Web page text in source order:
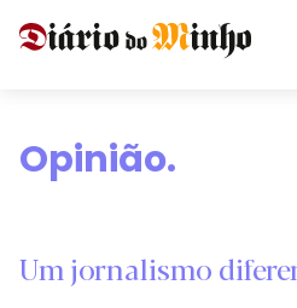
Opinião.
Um jornalismo